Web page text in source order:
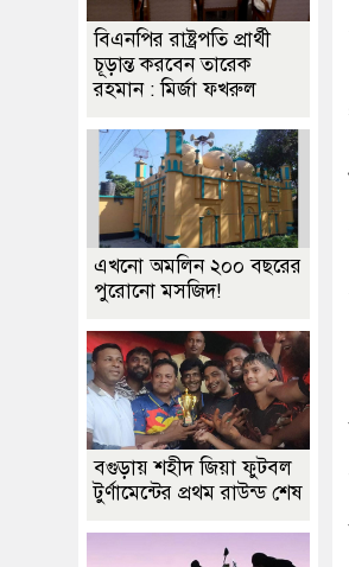
বিএনপির রাষ্ট্রপতি প্রার্থী
চূড়ান্ত করবেন তারেক
রহমান : মির্জা ফখরুল
এখনো অমলিন ২০০ বছরের
পুরোনো মসজিদ!
বগুড়ায় শহীদ জিয়া ফুটবল
টুর্ণামেন্টের প্রথম রাউন্ড শেষ